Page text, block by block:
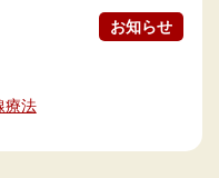
お知らせ
療法